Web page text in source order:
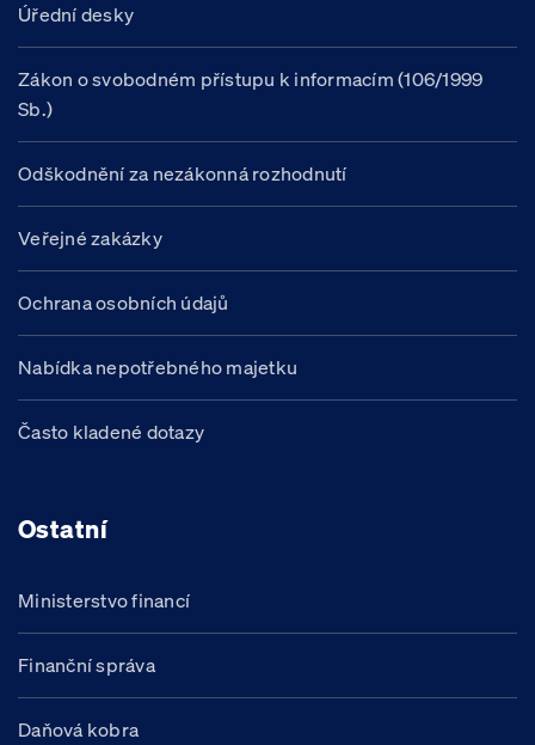
Úřední desky
Zákon o svobodném přístupu k informacím (106/1999
Sb.)
Odškodnění za nezákonná rozhodnutí
Veřejné zakázky
Ochrana osobních údajů
Nabídka nepotřebného majetku
Často kladené dotazy
Ostatní
Ministerstvo financí
Finanční správa
Daňová kobra